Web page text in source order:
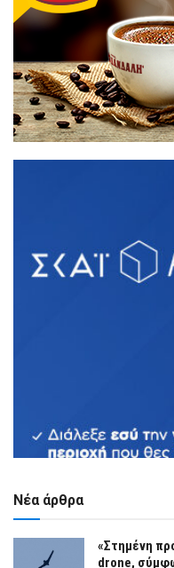
Νέα άρθρα
«Στημένη
drone,